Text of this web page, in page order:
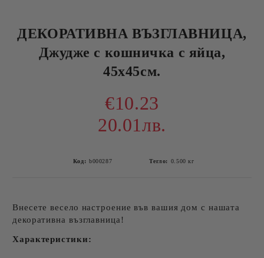
ДЕКОРАТИВНА ВЪЗГЛАВНИЦА,
Джудже с кошничка с яйца,
45х45см.
€10.23
20.01лв.
Код: b000287 Тегло: 0.500 кг
Внесете весело настроение във вашия дом с нашата
декоративна възглавница!
Характеристики: